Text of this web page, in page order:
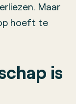
Maar
hoeft te
is